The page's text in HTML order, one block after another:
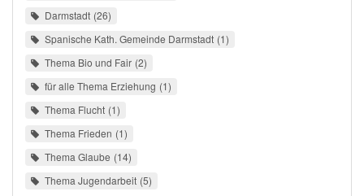
Darmstadt 26
Spanische Kath. Gemeinde Darmstadt 1
Thema Bio und Fair 2
für alle Thema Erziehung 1
Thema Flucht 1
Thema Frieden 1
Thema Glaube 14
Thema Jugendarbeit 5